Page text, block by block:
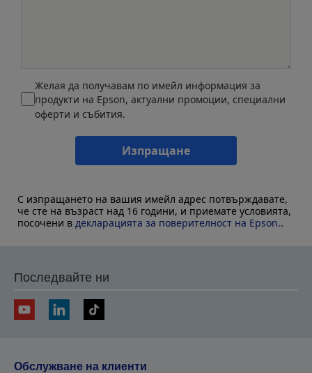
Желая да получавам по имейл информация за
продукти на Epson, актуални промоции, специални
оферти и събития.
Изпращане
С изпращането на вашия имейл адрес потвърждавате,
че сте на възраст над 16 години, и приемате условията,
посочени в декларацията за поверителност на Epson..
Последвайте ни
Обслужване на клиенти